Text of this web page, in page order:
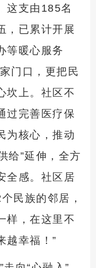
这支由185名
，已累计开展
等暖心服务
门口，更把民
坎上。社区不
过完善医疗保
为核心，推动
给”延伸，全方
全感。社区居
民族的邻居，
样，在这里不
越幸福！”